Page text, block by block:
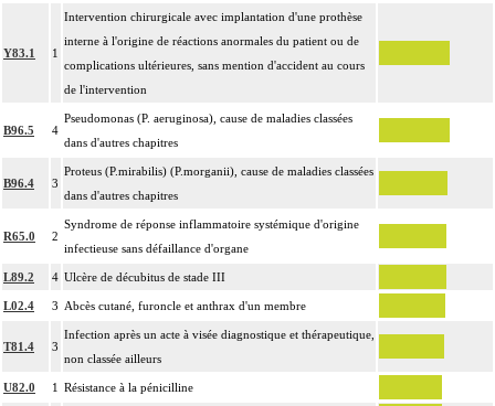
Y83.1 1
Intervention chirurgicale avec implantation d'une prothèse
interne à l'origine de réactions anormales du patient ou de
complications ultérieures, sans mention d'accident au cours
de l'intervention
B96.5 4
Pseudomonas (P. aeruginosa), cause de maladies classées
dans d'autres chapitres
B96.4 3
Proteus (P.mirabilis) (P.morganii), cause de maladies classées
dans d'autres chapitres
R65.0 2
Syndrome de réponse inflammatoire systémique d'origine
infectieuse sans défaillance d'organe
L89.2 4 Ulcère de décubitus de stade III
L02.4 3 Abcès cutané, furoncle et anthrax d'un membre
T81.4 3
Infection après un acte à visée diagnostique et thérapeutique,
non classée ailleurs
U82.0 1 Résistance à la pénicilline